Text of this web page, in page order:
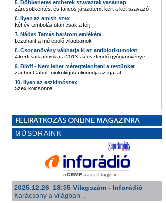
5. Döbbenetes emberek szavaztak vasárnap
Zárcsökkentést és táncos játszóteret kért a két szavazó
6. Ilyen az amish szex
Két év tombolás után csak a férj
7. Nádas Tamás barátom emlékére
Lezuhant a műrepülő világbajnok
8. Csodanövény válthatja ki az antibiotikumokat
A kerti sarkantyúka a 2013-as esztendő gyógynövénye
9. Blöff - Nem lehet méregteleníteni a testünket
Zacher Gábor toxikológus elmondja az igazat
10. Ilyen az eszkimószex
Szex kölcsönbe
MŰSORAINK
2025.12.26. 18:35 Világszám - Inforádió
Karácsony a világban I.